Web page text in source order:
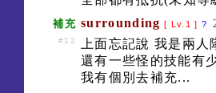
補充 surrounding [ Lv.1 ]?
#12
上面忘記說 我是兩
還有一些怪的技能有
我有個別去補充...